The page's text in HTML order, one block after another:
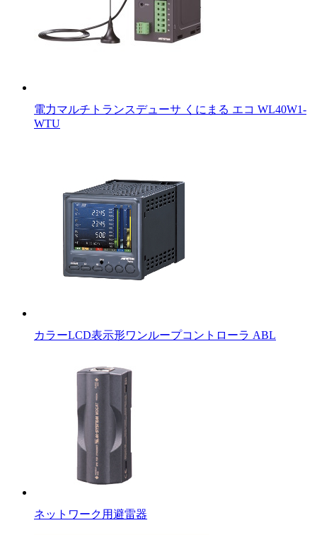
電力マルチトランスデューサ くにまる エコ WL40W1-
WTU
カラーLCD表示形ワンループコントローラ ABL
ネットワーク用避雷器